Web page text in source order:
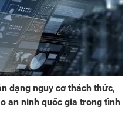
dạng nguy cơ thách thức,
an ninh quốc gia trong tình